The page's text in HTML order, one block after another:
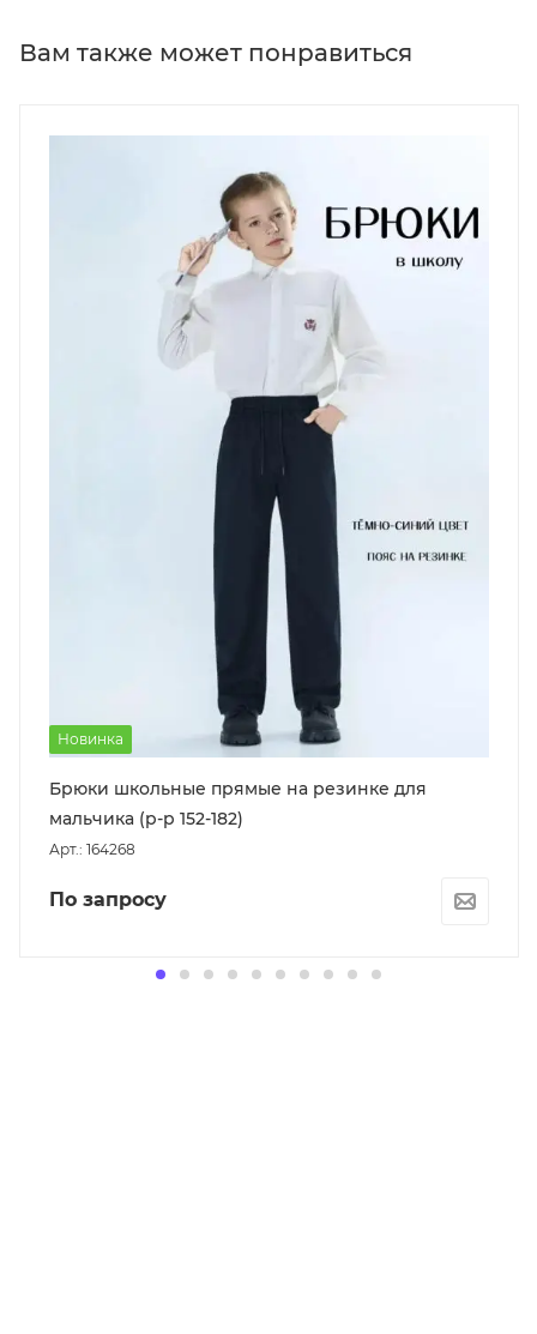
Вам также может понравиться
Новинка
Брюки школьные прямые на резинке для
мальчика (р-р 152-182)
Арт.: 164268
По запросу